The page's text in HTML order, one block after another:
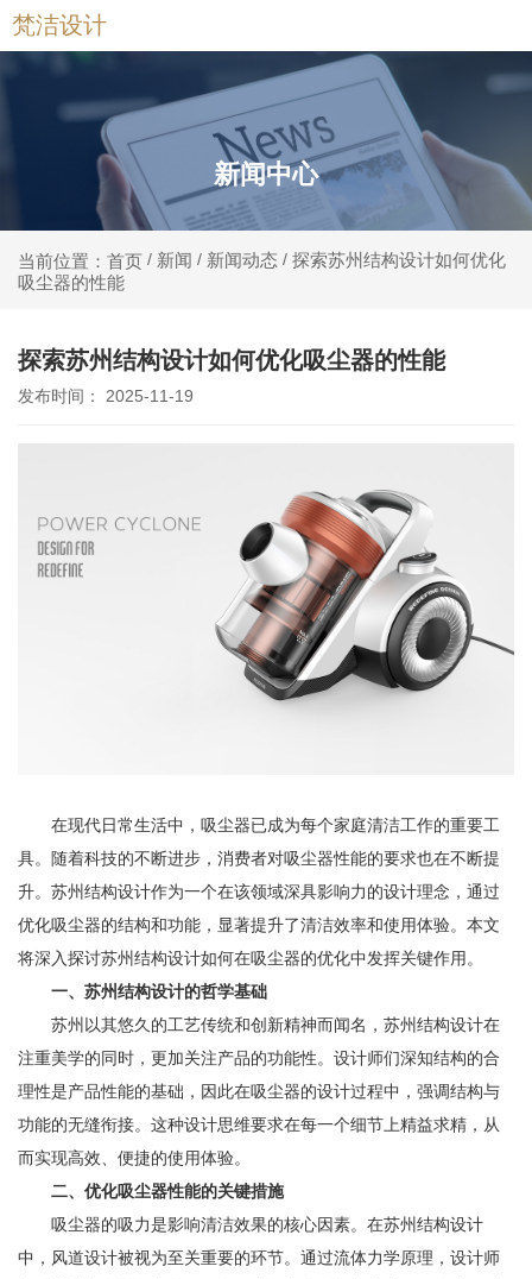
梵洁设计
新闻中心
当前位置：首页 / 新闻 / 新闻动态 / 探索苏州结构设计如何优化
吸尘器的性能
探索苏州结构设计如何优化吸尘器的性能
发布时间： 2025-11-19
在现代日常生活中，吸尘器已成为每个家庭清洁工作的重要工
具。随着科技的不断进步，消费者对吸尘器性能的要求也在不断提
升。苏州结构设计作为一个在该领域深具影响力的设计理念，通过
优化吸尘器的结构和功能，显著提升了清洁效率和使用体验。本文
将深入探讨苏州结构设计如何在吸尘器的优化中发挥关键作用。
一、苏州结构设计的哲学基础
苏州以其悠久的工艺传统和创新精神而闻名，苏州结构设计在
注重美学的同时，更加关注产品的功能性。设计师们深知结构的合
理性是产品性能的基础，因此在吸尘器的设计过程中，强调结构与
功能的无缝衔接。这种设计思维要求在每一个细节上精益求精，从
而实现高效、便捷的使用体验。
二、优化吸尘器性能的关键措施
吸尘器的吸力是影响清洁效果的核心因素。在苏州结构设计
中，风道设计被视为至关重要的环节。通过流体力学原理，设计师